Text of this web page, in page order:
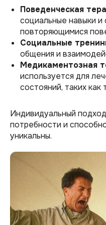
Поведенческая
социальные навыки и
повторяющимися
Социальные
общения и
Медикаментозная
используется для
состояний, таких как
Индивидуальный
потребности и
уникальны.